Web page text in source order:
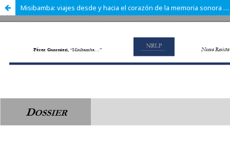
Misibamba: viajes desde y hacia el corazón de la memoria sonora afroporteña